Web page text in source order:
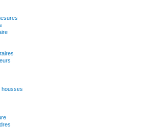
housses